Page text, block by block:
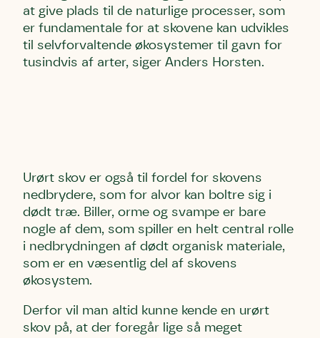
at give plads til de naturlige processer, som
er fundamentale for at skovene kan udvikles
til selvforvaltende økosystemer til gavn for
tusindvis af arter, siger Anders Horsten.
Urørt skov er også til fordel for skovens
nedbrydere, som for alvor kan boltre sig i
dødt træ. Biller, orme og svampe er bare
nogle af dem, som spiller en helt central rolle
i nedbrydningen af dødt organisk materiale,
som er en væsentlig del af skovens
økosystem.
Derfor vil man altid kunne kende en urørt
skov på, at der foregår lige så meget